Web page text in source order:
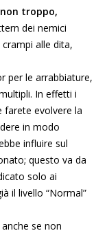
troppo,
dei nemici
alle dita,
per le arrabbiature,
In effetti i
farete evolvere la
in modo
influire sul
questo va da
solo ai
il livello “Normal”
se non